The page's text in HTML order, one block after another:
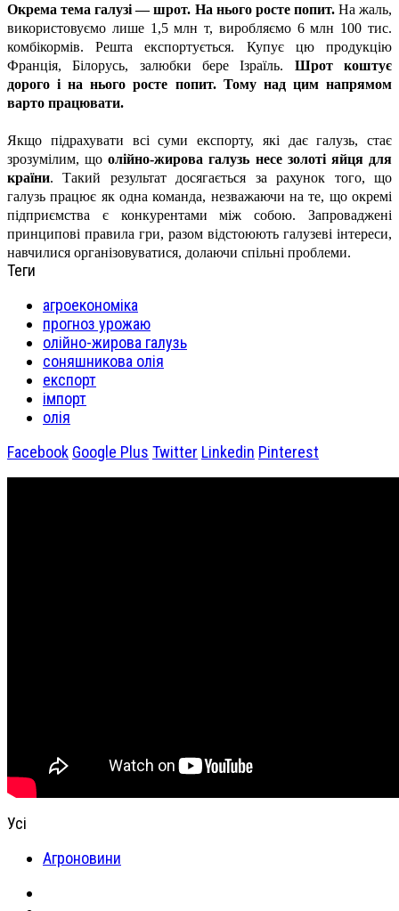
Окрема тема галузі — шрот. На нього росте попит. На жаль,
використовуємо лише 1,5 млн т, виробляємо 6 млн 100 тис.
комбікормів. Решта експортується. Купує цю продукцію
Франція, Білорусь, залюбки бере Ізраїль. Шрот коштує
дорого і на нього росте попит. Тому над цим напрямом
варто працювати.
Якщо підрахувати всі суми експорту, які дає галузь, стає
зрозумілим, щоолійно-жирова галузь несе золоті яйця для
країни. Такий результат досягається за рахунок того, що
галузь працює як одна команда, незважаючи на те, що окремі
підприємства є конкурентами між собою. Запроваджені
принципові правила гри, разом відстоюють галузеві інтереси,
навчилися організовуватися, долаючи спільні проблеми.
Теги
агроекономіка
прогноз урожаю
олійно-жирова галузь
соняшникова олія
експорт
імпорт
олія
Facebook Google Plus Twitter Linkedin Pinterest
Усі
Агроновини